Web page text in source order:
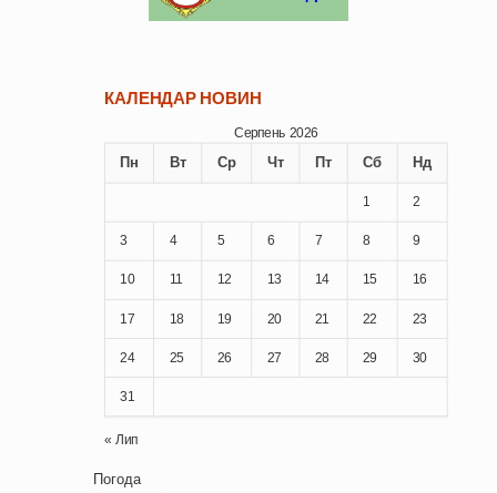
КАЛЕНДАР НОВИН
Серпень 2026
Пн Вт Ср Чт Пт Сб Нд
1 2
3 4 5 6 7 8 9
10 11 12 13 14 15 16
17 18 19 20 21 22 23
24 25 26 27 28 29 30
31
« Лип
Погода